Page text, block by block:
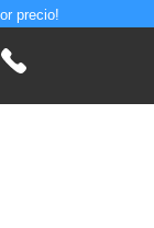
precio!